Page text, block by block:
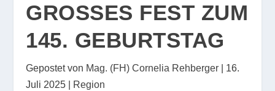
GROSSES FEST ZUM 1
45. GEBURTSTAG
Gepostet von Mag. (FH) Cornelia Rehberger
16.
Juli 2025
Region